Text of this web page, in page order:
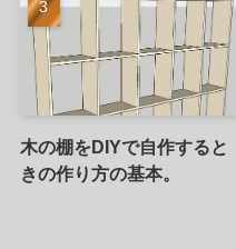
木の棚をDIYで自作すると
きの作り方の基本。